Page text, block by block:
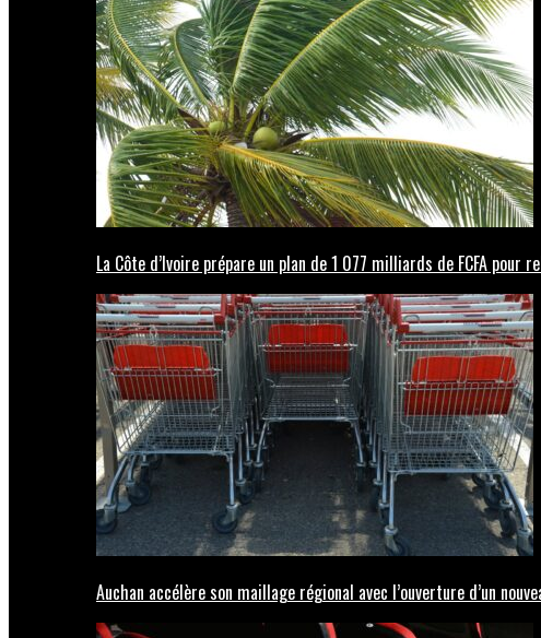
La Côte d’Ivoire prépare un plan de 1 077 milliards de FCFA pour
Auchan accélère son maillage régional avec l’ouverture d’un